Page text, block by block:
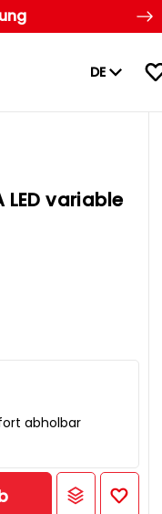
DE
LED variable
abholbar